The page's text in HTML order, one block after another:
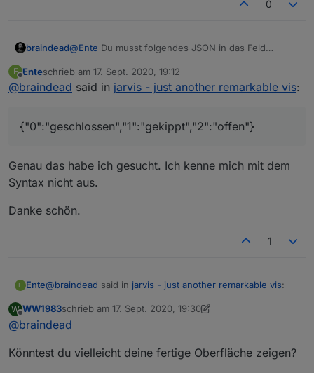
0
braindead@Ente Du musst folgendes JSON in das Feld
E
Offline
Enteschrieb am 17. Sept. 2020, 19:12
zuletzt editiert von
@braindead said in jarvis - just another remarkable vis:
{"0":"geschlossen","1":"gekippt","2":"offen"}
Genau das habe ich gesucht. Ich kenne mich mit dem
Syntax nicht aus.
Danke schön.
1
E Ente@braindead said in jarvis - just another remarkable vis:
{"0":"geschlossen","1":"gekippt","2":"offen"}
Genau das habe ich gesucht. Ich kenne mich mit dem
W
Offline
WW1983schrieb am 17. Sept. 2020, 19:30
zuletzt editiert von WW1983
@braindead
Könntest du vielleicht deine fertige Oberfläche zeigen?